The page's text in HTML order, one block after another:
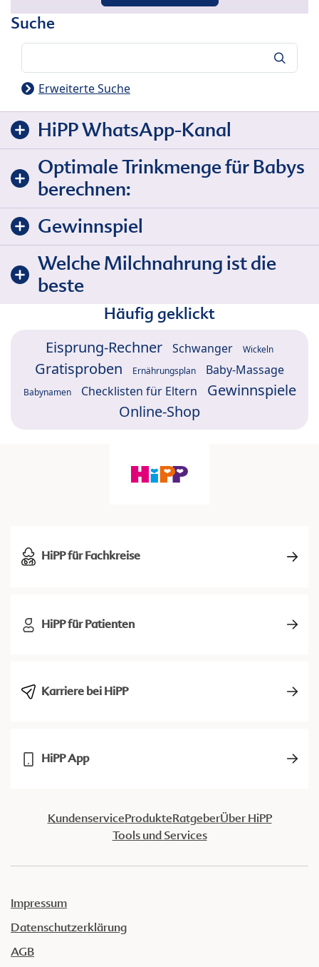
Suche
Erweiterte Suche
HiPP WhatsApp-Kanal
Optimale Trinkmenge für Babys
berechnen:
Gewinnspiel
Welche Milchnahrung ist die
beste
Häufig geklickt
Eisprung-Rechner Schwanger Wickeln
Gratisproben Ernährungsplan Baby-Massage
Babynamen Checklisten für Eltern
Gewinnspiele
Online-Shop
HiPP für Fachkreise
HiPP für Patienten
Karriere bei HiPP
HiPP App
KundenserviceProdukteRatgeberÜber HiPP
Tools und Services
Impressum
Datenschutzerklärung
AGB